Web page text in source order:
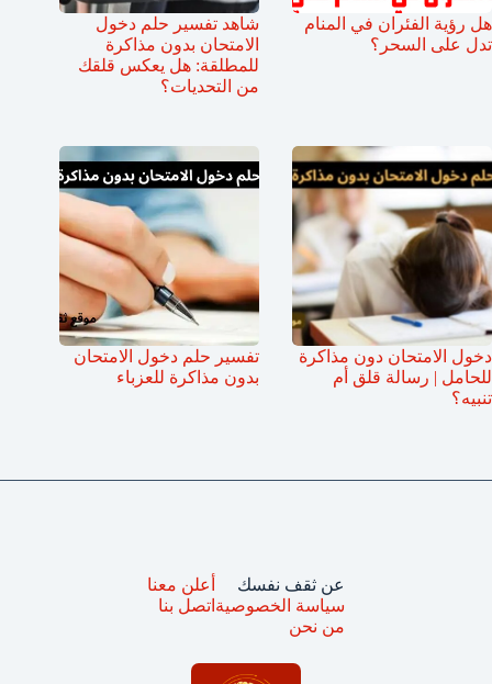
هل رؤية الفئران في المنام
تدل على السحر؟
شاهد تفسير حلم دخول
الامتحان بدون مذاكرة
للمطلقة: هل يعكس قلقك
من التحديات؟
دخول الامتحان دون مذاكرة
للحامل | رسالة قلق أم
تنبيه؟
تفسير حلم دخول الامتحان
بدون مذاكرة للعزباء
عن ثقف نفسك
سياسة الخصوصية
من نحن
أعلن معنا
اتصل بنا